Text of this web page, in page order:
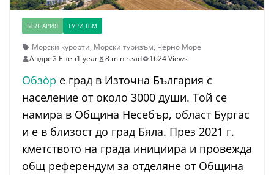
БЪЛГАРИЯ ТУРИЗЪМ
Морски курорти, Морски туризъм, Черно Море
Андрей Енев1 year 8 min read 1624 Views
Обзо̀р е град в Източна България с
население от около 3000 души. Той се
намира в Община Несебър, област Бургас
и е в близост до град Бяла. През 2021 г.
кметството на града инициира и провежда
общ референдум за отделяне от Община